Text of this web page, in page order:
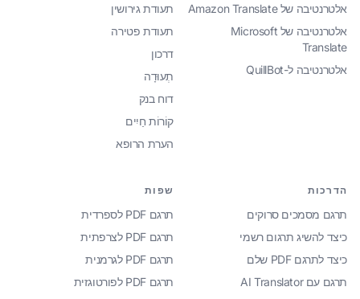
אלטרנטיבה של Amazon Translate
אלטרנטיבה של Microsoft
Translate
אלטרנטיבה ל-QuillBot
תעודת גירושין
תעודת פטירה
דרכון
תְעוּדָה
דוח בנק
קוֹרוֹת חַיִים
הערת הרופא
הדרכות
תרגם מסמכים סרוקים
כיצד להשיג תרגום רשמי
כיצד לתרגם PDF שלם
תרגם עם AI Translator
שפות
תרגם PDF לספרדית
תרגם PDF לצרפתית
תרגם PDF לגרמנית
תרגם PDF לפורטוגזית